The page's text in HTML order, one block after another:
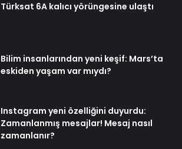
Türksat 6A kalıcı yörüngesine ulaştı
Bilim insanlarından yeni keşif: Mars’ta
eskiden yaşam var mıydı?
Instagram yeni özelliğini duyurdu:
Zamanlanmış mesajlar! Mesaj nasıl
zamanlanır?